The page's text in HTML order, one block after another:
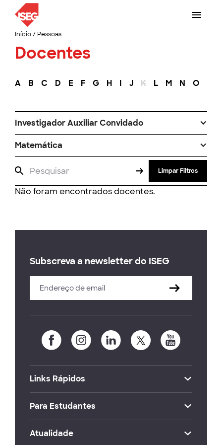
Início/ Pessoas
Docentes
A B C D E F G H I J K L M N O
Investigador Auxiliar Convidado
Matemática
Limpar Filtros
Não foram encontrados docentes.
Subscreva a newsletter do ISEG
Links Rápidos
Para Estudantes
Atualidade